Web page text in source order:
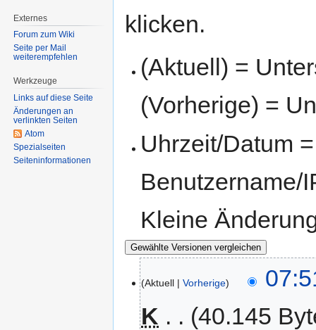
klicken.
(Aktuell) =
(Vorherige) =
Uhrzeit/Datum
Benutzername/
Kleine
Aktuell Vorherige
K
40.145
Externes
Forum zum Wiki
Seite per Mail
weiterempfehlen
Werkzeuge
Links auf diese Seite
Änderungen an
verlinkten Seiten
Atom
Spezialseiten
Seiten­informationen